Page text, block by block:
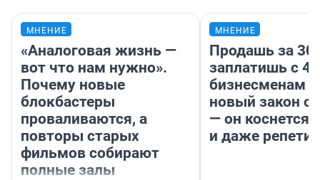
МНЕНИЕ
«Аналоговая жизнь —
вот что нам нужно».
Почему новые
блокбастеры
проваливаются, а
повторы старых
фильмов собирают
полные залы
МНЕНИЕ
Продашь за
заплатишь с
бизнесменам
новый закон о
— он коснется
и даже